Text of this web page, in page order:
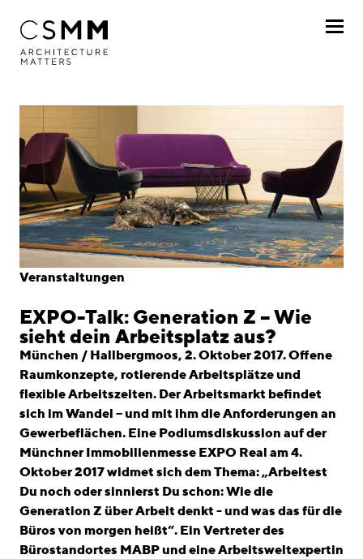
Profil
Leistungen
Projekte
Journal
Awards
Standorte
linkedininstagram
English
Impressum
Veranstaltungen
EXPO-Talk: Generation Z – Wie
sieht dein Arbeitsplatz aus?
München / Hallbergmoos, 2. Oktober 2017. Offene
Raumkonzepte, rotierende Arbeitsplätze und
flexible Arbeitszeiten. Der Arbeitsmarkt befindet
sich im Wandel – und mit ihm die Anforderungen an
Gewerbeflächen. Eine Podiumsdiskussion auf der
Münchner Immobilienmesse EXPO Real am 4.
Oktober 2017 widmet sich dem Thema: „Arbeitest
Du noch oder sinnierst Du schon: Wie die
Generation Z über Arbeit denkt - und was das für die
Büros von morgen heißt“. Ein Vertreter des
Bürostandortes MABP und eine Arbeitsweltexpertin